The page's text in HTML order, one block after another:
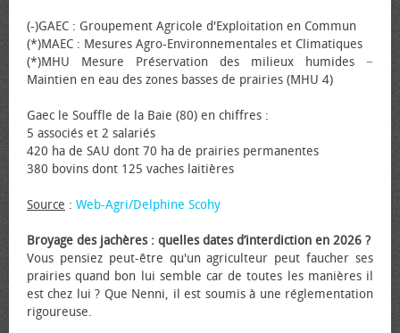
(-)GAEC : Groupement Agricole d'Exploitation en Commun
(*)MAEC : Mesures Agro-Environnementales et Climatiques
(*)MHU Mesure Préservation des milieux humides −
Maintien en eau des zones basses de prairies (MHU 4)
Gaec le Souffle de la Baie (80) en chiffres :
5 associés et 2 salariés
420 ha de SAU dont 70 ha de prairies permanentes
380 bovins dont 125 vaches laitières
Source : Web-Agri/Delphine Scohy
Broyage des jachères : quelles dates d’interdiction en 2026 ?
Vous pensiez peut-être qu'un agriculteur peut faucher ses
prairies quand bon lui semble car de toutes les manières il
est chez lui ? Que Nenni, il est soumis à une réglementation
rigoureuse.